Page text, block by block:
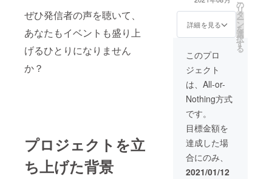
ぜひ発信者の声を聴いて、
あなたもイベントも盛り上
げるひとりになりません
か？
プロジェクトを立
ち上げた背景
zoom視聴■全回
数動画データ配
信(後日)※こちら
条件があります
ので、必ず事前
にお問い合わせ
ください。お問
い合わせ無しで
支援いただいた
場合、お受けで
きません。
詳細を見る
の
リ
タ
ー
ン
を
選
択
す
る
このプロ
ジェクト
は、All-or-
Nothing方式
です。
目標金額を
達成した場
合にのみ、
2021/01/12